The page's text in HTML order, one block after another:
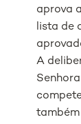
aprova a
lista de
A